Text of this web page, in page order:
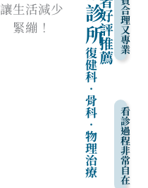
讓生活減少
緊繃！
診
所
復
健
科
‧
骨
科
‧
物
理
治
療
好
評
推
薦
合
理
又
專
業
看
診
過
程
非
常
自
在